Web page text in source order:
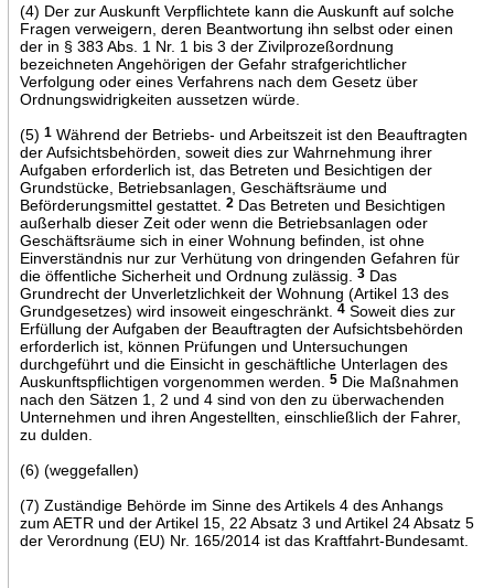
(4) Der zur Auskunft Verpflichtete kann die Auskunft auf solche
Fragen verweigern, deren Beantwortung ihn selbst oder einen
der in § 383 Abs. 1 Nr. 1 bis 3 der Zivilprozeßordnung
bezeichneten Angehörigen der Gefahr strafgerichtlicher
Verfolgung oder eines Verfahrens nach dem Gesetz über
Ordnungswidrigkeiten aussetzen würde.
(5) 1Während der Betriebs- und Arbeitszeit ist den Beauftragten
der Aufsichtsbehörden, soweit dies zur Wahrnehmung ihrer
Aufgaben erforderlich ist, das Betreten und Besichtigen der
Grundstücke, Betriebsanlagen, Geschäftsräume und
Beförderungsmittel gestattet.
2Das Betreten und Besichtigen
außerhalb dieser Zeit oder wenn die Betriebsanlagen oder
Geschäftsräume sich in einer Wohnung befinden, ist ohne
Einverständnis nur zur Verhütung von dringenden Gefahren für
die öffentliche Sicherheit und Ordnung zulässig.
3Das
Grundrecht der Unverletzlichkeit der Wohnung (Artikel 13 des
Grundgesetzes) wird insoweit eingeschränkt.
4Soweit dies zur
Erfüllung der Aufgaben der Beauftragten der Aufsichtsbehörden
erforderlich ist, können Prüfungen und Untersuchungen
durchgeführt und die Einsicht in geschäftliche Unterlagen des
Auskunftspflichtigen vorgenommen werden.
5Die Maßnahmen
nach den Sätzen 1, 2 und 4 sind von den zu überwachenden
Unternehmen und ihren Angestellten, einschließlich der Fahrer,
zu dulden.
(6) (weggefallen)
(7) Zuständige Behörde im Sinne des Artikels 4 des Anhangs
zum AETR und der Artikel 15, 22 Absatz 3 und Artikel 24 Absatz 5
der Verordnung (EU) Nr. 165/2014 ist das Kraftfahrt-Bundesamt.